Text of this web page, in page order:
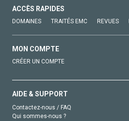
ACCÈS RAPIDES
DOMAINES TRAITÉS EMC REVUES
MON COMPTE
CRÉER UN COMPTE
AIDE & SUPPORT
Contactez-nous / FAQ
Qui sommes-nous ?